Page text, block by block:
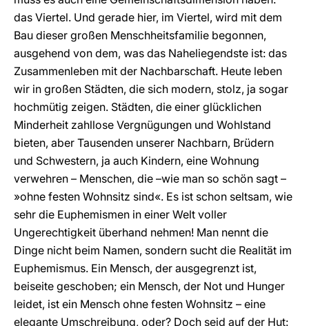
das Viertel. Und gerade hier, im Viertel, wird mit dem
Bau dieser großen Menschheitsfamilie begonnen,
ausgehend von dem, was das Naheliegendste ist: das
Zusammenleben mit der Nachbarschaft. Heute leben
wir in großen Städten, die sich modern, stolz, ja sogar
hochmütig zeigen. Städten, die einer glücklichen
Minderheit zahllose Vergnügungen und Wohlstand
bieten, aber Tausenden unserer Nachbarn, Brüdern
und Schwestern, ja auch Kindern, eine Wohnung
verwehren – Menschen, die –wie man so schön sagt –
»ohne festen Wohnsitz sind«. Es ist schon seltsam, wie
sehr die Euphemismen in einer Welt voller
Ungerechtigkeit überhand nehmen! Man nennt die
Dinge nicht beim Namen, sondern sucht die Realität im
Euphemismus. Ein Mensch, der ausgegrenzt ist,
beiseite geschoben; ein Mensch, der Not und Hunger
leidet, ist ein Mensch ohne festen Wohnsitz – eine
elegante Umschreibung, oder? Doch seid auf der Hut: